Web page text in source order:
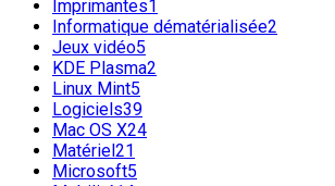
Imprimantes1
Informatique dématérialisée2
Jeux vidéo5
KDE Plasma2
Linux Mint5
Logiciels39
Mac OS X24
Matériel21
Microsoft5